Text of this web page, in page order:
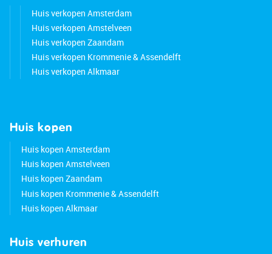
Huis verkopen Amsterdam
Huis verkopen Amstelveen
Huis verkopen Zaandam
Huis verkopen Krommenie & Assendelft
Huis verkopen Alkmaar
Huis kopen
Huis kopen Amsterdam
Huis kopen Amstelveen
Huis kopen Zaandam
Huis kopen Krommenie & Assendelft
Huis kopen Alkmaar
Huis verhuren